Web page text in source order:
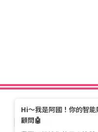
關於全國